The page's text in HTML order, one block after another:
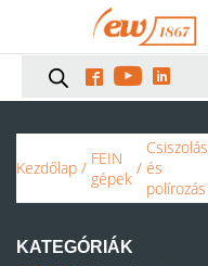
  
Kezdőlap / FEIN
gépek /
Csiszolás
és
polírozás
KATEGÓRIÁK